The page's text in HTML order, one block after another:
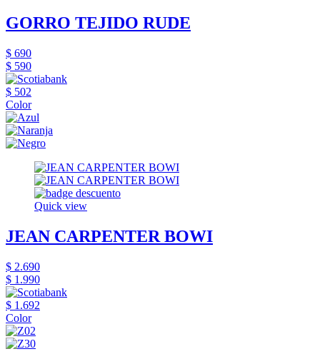
GORRO TEJIDO RUDE
$ 690
$ 590
$ 502
Color
Quick view
JEAN CARPENTER BOWI
$ 2.690
$ 1.990
$ 1.692
Color